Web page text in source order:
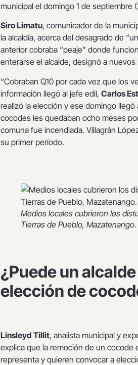
municipal el domingo 1 de septiembre
Siro Limatu, comunicador de la
la alcaldía, acerca del desagrado de
anterior cobraba “peaje” donde
enterarse el alcalde, designó a
“Cobraban Q10 por cada vez que los
información llegó al jefe edil, Carlos
realizó la elección y ese domingo llegó
cocodes les quedaban ocho meses
comuna fue incendiada. Villagrán
su primer período.
Medios locales cubrieron los
Tierras de Pueblo,
¿Puede un
elección de
Linsleyd Tillit, analista municipal y
explica que la remoción de un cocode
representa y quieren convocar a